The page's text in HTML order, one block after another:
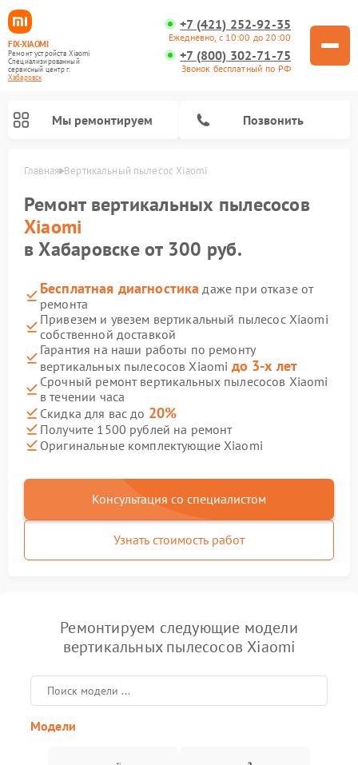
FIX-XIAOMI
Ремонт устройств Xiaomi
Специализированный
cервисный центр г.
Хабаровск
+7 (421) 252-92-35
Ежедневно, с 10:00 до 20:00
+7 (800) 302-71-75
Звонок бесплатный по РФ
Мы ремонтируем Позвонить
Главная Вертикальный пылесос Xiaomi
Ремонт вертикальных пылесосов
Xiaomi
в Хабаровске от 300 руб.
Бесплатная диагностика даже при отказе от
ремонта
Привезем и увезем вертикальный пылесос Xiaomi
собственной доставкой
Гарантия на наши работы по ремонту
вертикальных пылесосов Xiaomi до 3-х лет
Срочный ремонт вертикальных пылесосов Xiaomi
в течении часа
Скидка для вас до 20%
Получите 1500 рублей на ремонт
Оригинальные комплектующие Xiaomi
Консультация со специалистом
Узнать стоимость работ
Ремонтируем следующие модели
вертикальных пылесосов Xiaomi
Модели